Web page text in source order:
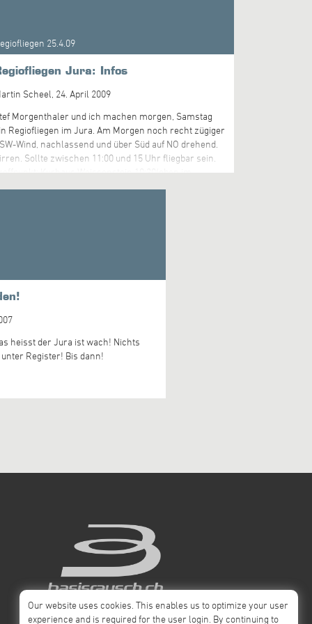
25.4.09
Jura: Infos
Scheel, 24. April 2009
Morgenthaler und ich machen morgen, Samstag
Regiofliegen im Jura. Am Morgen noch recht zügiger
Wind, nachlassend und über Süd auf NO drehend.
Sollte zwischen 11:00 und 15 Uhr fliegbar sein.
Kurhaus Weissenstein 10:30(oben im
heisst der Jura ist wach! Nichts
Register! Bis dann!
Our website uses cookies. This enables us to optimize your user
experience and is required for the user login. By continuing to